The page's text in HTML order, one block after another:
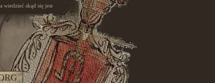
wiedzieć skąd się jest